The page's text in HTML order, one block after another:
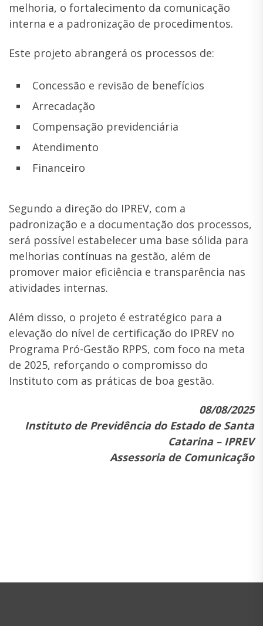
melhoria, o fortalecimento da comunicação
interna e a padronização de procedimentos.
Este projeto abrangerá os processos de:
Concessão e revisão de benefícios
Arrecadação
Compensação previdenciária
Atendimento
Financeiro
Segundo a direção do IPREV, com a
padronização e a documentação dos processos,
será possível estabelecer uma base sólida para
melhorias contínuas na gestão, além de
promover maior eficiência e transparência nas
atividades internas.
Além disso, o projeto é estratégico para a
elevação do nível de certificação do IPREV no
Programa Pró-Gestão RPPS, com foco na meta
de 2025, reforçando o compromisso do
Instituto com as práticas de boa gestão.
08/08/2025
Instituto de Previdência do Estado de Santa
Catarina – IPREV
Assessoria de Comunicação